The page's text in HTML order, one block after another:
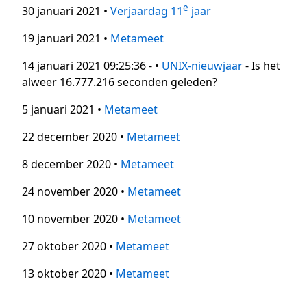
30 januari 2021 • Verjaardag 11e jaar
19 januari 2021 • Metameet
14 januari 2021 09:25:36 - • UNIX-nieuwjaar- Is het
alweer 16.777.216 seconden geleden?
5 januari 2021 • Metameet
22 december 2020 • Metameet
8 december 2020 • Metameet
24 november 2020 • Metameet
10 november 2020 • Metameet
27 oktober 2020 • Metameet
13 oktober 2020 • Metameet